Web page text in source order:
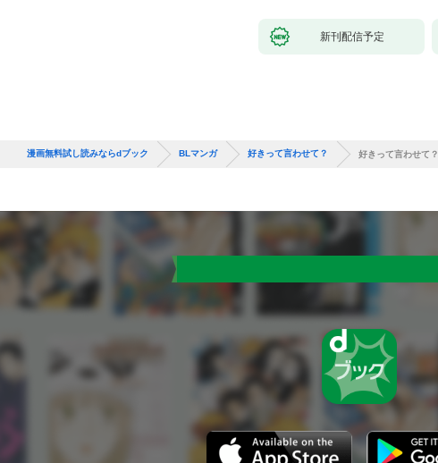
新刊配信予定
漫画無料試し読みならdブック BLマンガ 好きって言わせて？ 好きって言わせて？